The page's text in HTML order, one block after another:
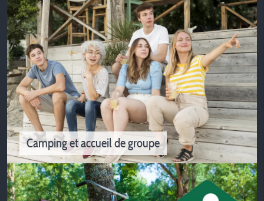
Autour de Grenoble
Réservez votre camping proche de Grenoble
Camping et accueil de groupe